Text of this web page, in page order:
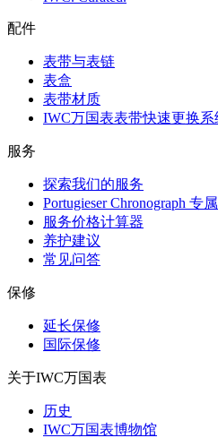
配件
表带与表链
表盒
表带材质
IWC万国表表带快速更换系
服务
探索我们的服务
Portugieser Chronograph 专
服务价格计算器
养护建议
常见问答
保修
延长保修
国际保修
关于IWC万国表
历史
IWC万国表博物馆